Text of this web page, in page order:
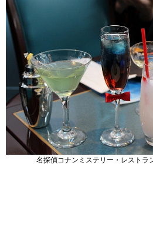
名探偵コナンミステリー・レスト